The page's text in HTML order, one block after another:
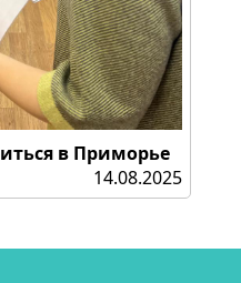
в Приморье
14.08.2025